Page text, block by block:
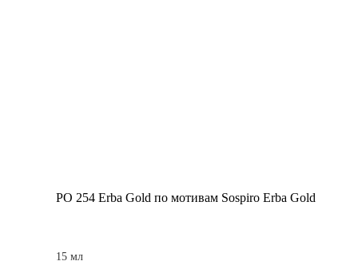
PO 254 Erba Gold по мотивам Sospiro Erba Gold
15 мл